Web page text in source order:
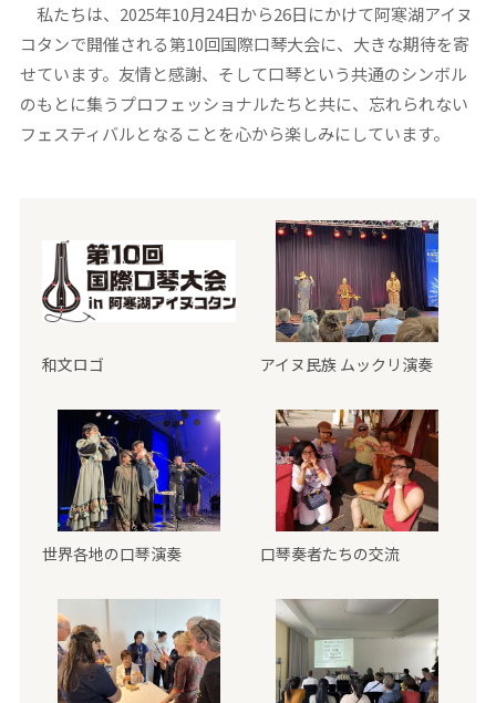
私たちは、2025年10月24日から26日にかけて阿寒湖アイヌ
コタンで開催される第10回国際口琴大会に、大きな期待を寄
せています。友情と感謝、そして口琴という共通のシンボル
のもとに集うプロフェッショナルたちと共に、忘れられない
フェスティバルとなることを心から楽しみにしています。
和文ロゴ アイヌ民族 ムックリ演奏
世界各地の口琴演奏 口琴奏者たちの交流